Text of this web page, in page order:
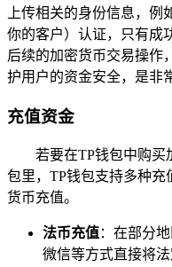
上传相关的身份信息，
你的客户）认证，只有成
后续的加密货币交易操作
护用户的资金安全，是非
充值资金
若要在TP钱包中购买
包里，TP钱包支持多种
货币充值。
法币充值：在部分
微信等方式直接将